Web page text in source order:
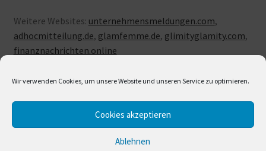
Wir verwenden Cookies, um unsere Website und unseren Service zu optimieren.
Cookies akzeptieren
Ablehnen
Weitere Websites: unternehmensmeldungen.com,
adhocmitteilung.de, glamfemme.de, glimityglamity.com,
finanznachrichten.online
© LUXUSLOVE 2026
Erstellt mit Storefront & WooCommerce